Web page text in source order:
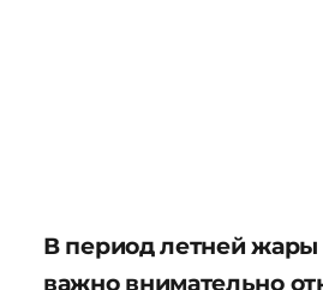
В период летней жары
важно внимательно